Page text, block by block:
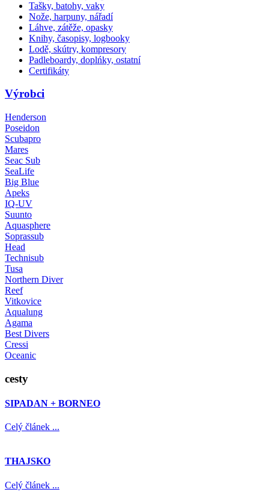
Tašky, batohy, vaky
Nože, harpuny, nářadí
Láhve, zátěže, opasky
Knihy, časopisy, logbooky
Lodě, skútry, kompresory
Padleboardy, doplńky, ostatní
Certifikáty
Výrobci
Henderson
Poseidon
Scubapro
Mares
Seac Sub
SeaLife
Big Blue
Apeks
IQ-UV
Suunto
Aquasphere
Soprassub
Head
Technisub
Tusa
Northern Diver
Reef
Vitkovice
Aqualung
Agama
Best Divers
Cressi
Oceanic
cesty
SIPADAN + BORNEO
Celý článek ...
THAJSKO
Celý článek ...